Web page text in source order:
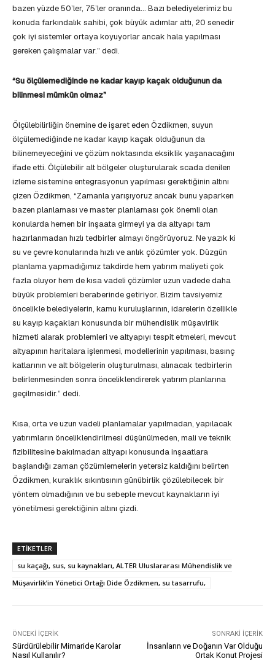
bazen yüzde 50’ler, 75’ler oranında… Bazı belediyelerimiz bu
konuda farkındalık sahibi, çok büyük adımlar attı, 20 senedir
çok iyi sistemler ortaya koyuyorlar ancak hala yapılması
gereken çalışmalar var.” dedi.
“Su ölçülemediğinde ne kadar kayıp kaçak olduğunun da
bilinmesi mümkün olmaz”
Ölçülebilirliğin önemine de işaret eden Özdikmen, suyun
ölçülemediğinde ne kadar kayıp kaçak olduğunun da
bilinemeyeceğini ve çözüm noktasında eksiklik yaşanacağını
ifade etti. Ölçülebilir alt bölgeler oluşturularak scada denilen
izleme sistemine entegrasyonun yapılması gerektiğinin altını
çizen Özdikmen, “Zamanla yarışıyoruz ancak bunu yaparken
bazen planlaması ve master planlaması çok önemli olan
konularda hemen bir inşaata girmeyi ya da altyapı tam
hazırlanmadan hızlı tedbirler almayı öngörüyoruz. Ne yazık ki
su ve çevre konularında hızlı ve anlık çözümler yok. Düzgün
planlama yapmadığımız takdirde hem yatırım maliyeti çok
fazla oluyor hem de kısa vadeli çözümler uzun vadede daha
büyük problemleri beraberinde getiriyor. Bizim tavsiyemiz
öncelikle belediyelerin, kamu kuruluşlarının, idarelerin özellikle
su kayıp kaçakları konusunda bir mühendislik müşavirlik
hizmeti alarak problemleri ve altyapıyı tespit etmeleri, mevcut
altyapının haritalara işlenmesi, modellerinin yapılması, basınç
katlarının ve alt bölgelerin oluşturulması, alınacak tedbirlerin
belirlenmesinden sonra önceliklendirerek yatırım planlarına
geçilmesidir.” dedi.
Kısa, orta ve uzun vadeli planlamalar yapılmadan, yapılacak
yatırımların önceliklendirilmesi düşünülmeden, mali ve teknik
fizibilitesine bakılmadan altyapı konusunda inşaatlara
başlandığı zaman çözümlemelerin yetersiz kaldığını belirten
Özdikmen, kuraklık sıkıntısının günübirlik çözülebilecek bir
yöntem olmadığının ve bu sebeple mevcut kaynakların iyi
yönetilmesi gerektiğinin altını çizdi.
ETIKETLER
su kaçağı, sus, su kaynakları, ALTER Uluslararası Mühendislik ve
Müşavirlik’in Yönetici Ortağı Dide Özdikmen, su tasarrufu,
ÖNCEKI İÇERIK
Sürdürülebilir Mimaride Karolar
Nasıl Kullanılır?
SONRAKI İÇERIK
İnsanların ve Doğanın Var Olduğu
Ortak Konut Projesi